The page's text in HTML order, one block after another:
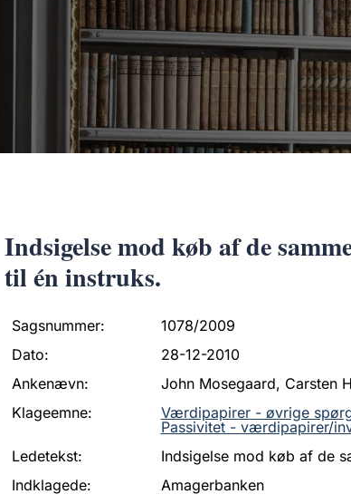
Indsigelse mod køb af de
til én instruks.
Sagsnummer:
1078/2009
Dato:
28-12-2010
Ankenævn:
John Mosegaard, Carsten
Klageemne:
Værdipapirer - øvrige
Passivitet - værdipapirer/
Ledetekst:
Indsigelse mod køb af de
Indklagede:
Amagerbanken